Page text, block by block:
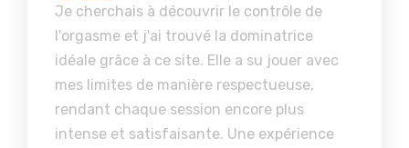
Je cherchais à découvrir le contrôle de
l'orgasme et j'ai trouvé la dominatrice
idéale grâce à ce site. Elle a su jouer avec
mes limites de manière respectueuse,
rendant chaque session encore plus
intense et satisfaisante. Une expérience